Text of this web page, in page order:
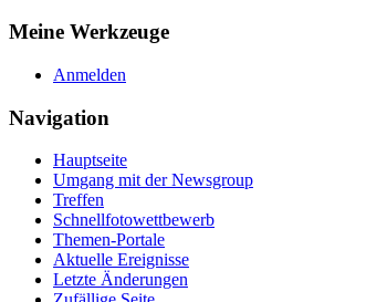
Meine Werkzeuge
Anmelden
Navigation
Hauptseite
Umgang mit der Newsgroup
Treffen
Schnellfotowettbewerb
Themen-Portale
Aktuelle Ereignisse
Letzte Änderungen